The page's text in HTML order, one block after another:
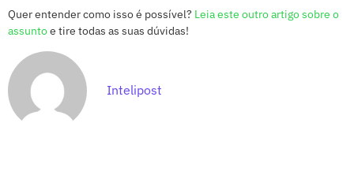
Quer entender como isso é possível? Leia este outro artigo sobre o
assuntoe tire todas as suas dúvidas!
Intelipost